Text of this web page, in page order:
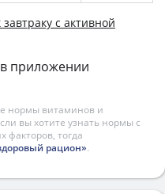
с активной
приложении
нормы витаминов и
вы хотите узнать нормы с
факторов, тогда
рацион».